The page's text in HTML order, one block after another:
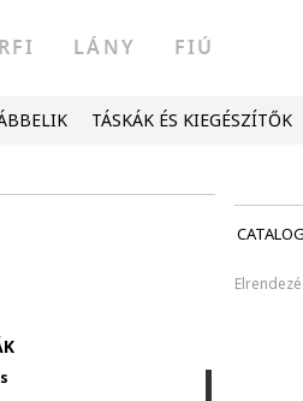
LÁNY FIÚ
TÁSKÁK ÉS KIEGÉSZÍTŐK